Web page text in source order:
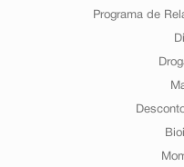
Programa de